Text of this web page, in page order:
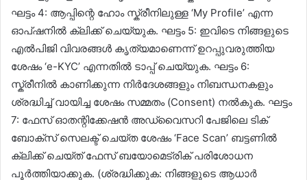
ഘട്ടം 4: ആപ്പിന്റെ ഹോം സ്ക്രീനിലുള്ള ‘My Profile’ എന്ന
ഓപ്ഷനിൽ ക്ലിക്ക് ചെയ്യുക. ഘട്ടം 5: ഇവിടെ നിങ്ങളുടെ
എൽപിജി വിവരങ്ങൾ കൃത്യമാണെന്ന് ഉറപ്പുവരുത്തിയ
ശേഷം ‘e-KYC’ എന്നതിൽ ടാപ്പ് ചെയ്യുക. ഘട്ടം 6:
സ്ക്രീനിൽ കാണിക്കുന്ന നിർദേശങ്ങളും നിബന്ധനകളും
ശ്രദ്ധിച്ച് വായിച്ച ശേഷം സമ്മതം (Consent) നൽകുക. ഘട്ടം
7: ഫേസ് ഓതന്റിക്കേഷൻ അഡ്വൈസറി പേജിലെ ടിക്
ബോക്സ് സെലക്ട് ചെയ്ത ശേഷം ‘Face Scan’ ബട്ടണിൽ
ക്ലിക്ക് ചെയ്ത് ഫേസ് ബയോമെട്രിക് പരിശോധന
പൂർത്തിയാക്കുക. (ശ്രദ്ധിക്കുക: നിങ്ങളുടെ ആധാർ